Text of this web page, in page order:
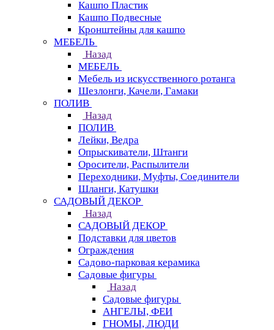
Кашпо Пластик
Кашпо Подвесные
Кронштейны для кашпо
МЕБЕЛЬ
Назад
МЕБЕЛЬ
Мебель из искусственного ротанга
Шезлонги, Качели, Гамаки
ПОЛИВ
Назад
ПОЛИВ
Лейки, Ведра
Опрыскиватели, Штанги
Оросители, Распылители
Переходники, Муфты, Соединители
Шланги, Катушки
САДОВЫЙ ДЕКОР
Назад
САДОВЫЙ ДЕКОР
Подставки для цветов
Ограждения
Садово-парковая керамика
Садовые фигуры
Назад
Садовые фигуры
АНГЕЛЫ, ФЕИ
ГНОМЫ, ЛЮДИ